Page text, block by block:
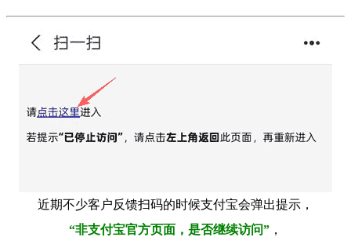
近期不少客户反馈扫码的时候支付宝会弹出提示，
“非支付宝官方页面，是否继续访问” ，